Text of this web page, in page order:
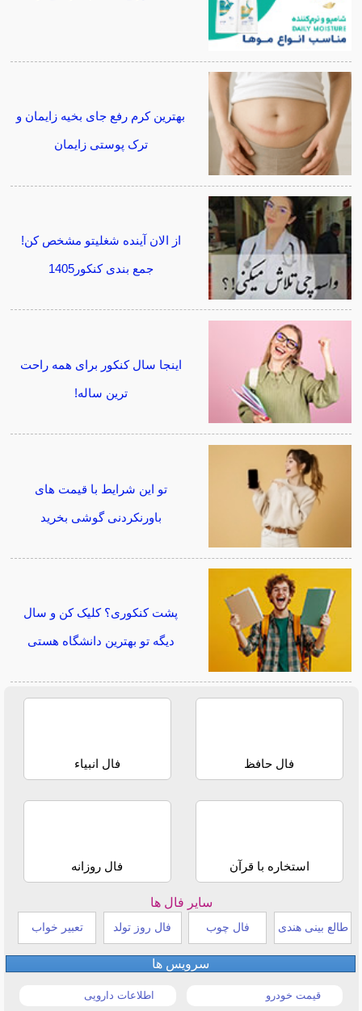
بهترین کرم رفع جای بخیه زایمان و
ترک پوستی زایمان
از الان آینده شغلیتو مشخص کن!
جمع بندی کنکور1405
اینجا سال کنکور برای همه راحت
ترین ساله!
تو این شرایط با قیمت های
باورنکردنی گوشی بخرید
پشت کنکوری؟ کلیک کن و سال
دیگه تو بهترین دانشگاه هستی
فال حافظ فال انبیاء
استخاره با قرآن فال روزانه
سایر فال ها
طالع بینی هندی فال چوب فال روز تولد تعبیر خواب
سرویس ها
قیمت خودرو اطلاعات دارویی